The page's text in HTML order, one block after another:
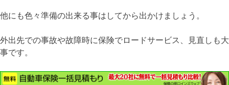
他にも色々準備の出来る事はしてから出かけましょう。
外出先での事故や故障時に保険でロードサービス、見直しも大
事です。